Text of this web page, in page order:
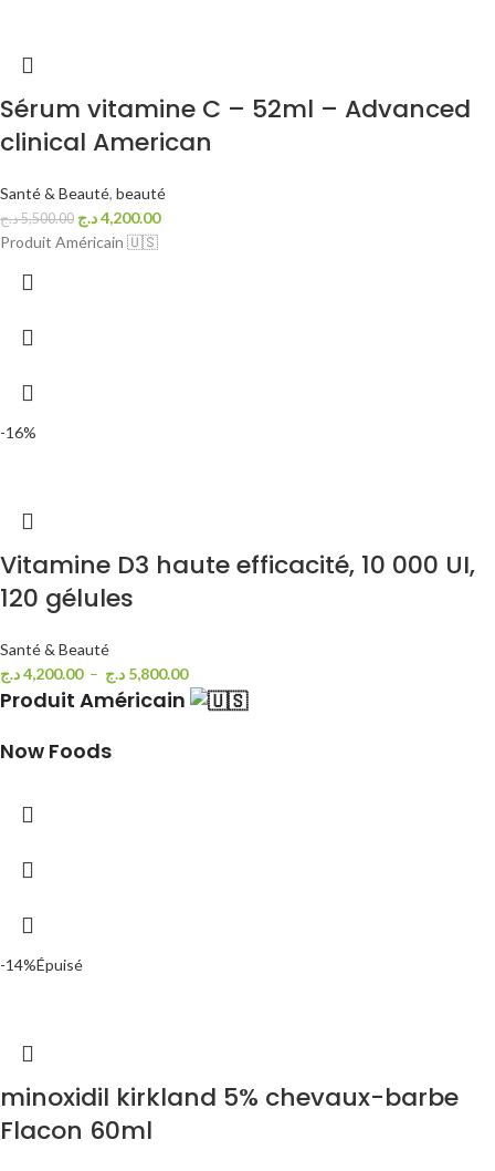
Sérum vitamine C – 52ml – Advanced
clinical American
Santé & Beauté, beauté
5,500.00د.ج 4,200.00د.ج
Produit Américain 🇺🇸
-16%
Vitamine D3 haute efficacité, 10 000 UI,
120 gélules
Santé & Beauté
4,200.00د.ج – 5,800.00 د.ج
Produit Américain
Now Foods
-14%Épuisé
minoxidil kirkland 5% chevaux-barbe
Flacon 60ml